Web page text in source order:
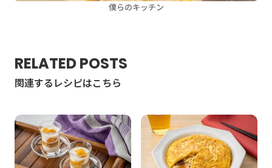
僕らのキッチン
RELATED POSTS
関連するレシピはこちら